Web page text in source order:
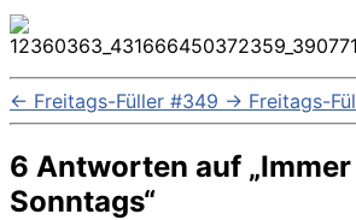
← Freitags-Füller #349 → Freitags-
6 Antworten auf
Sonntags“